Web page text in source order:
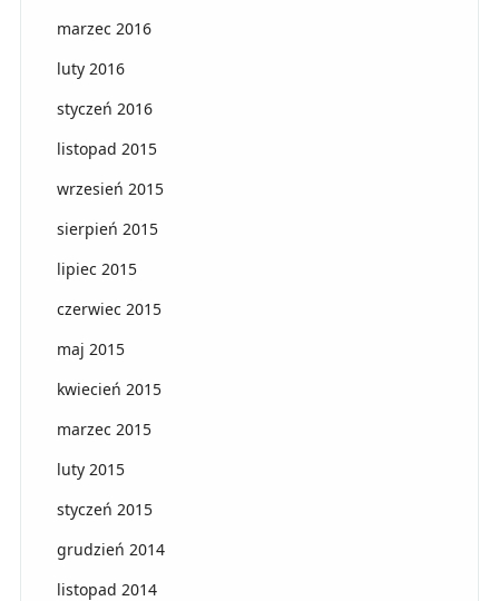
marzec 2016
luty 2016
styczeń 2016
listopad 2015
wrzesień 2015
sierpień 2015
lipiec 2015
czerwiec 2015
maj 2015
kwiecień 2015
marzec 2015
luty 2015
styczeń 2015
grudzień 2014
listopad 2014